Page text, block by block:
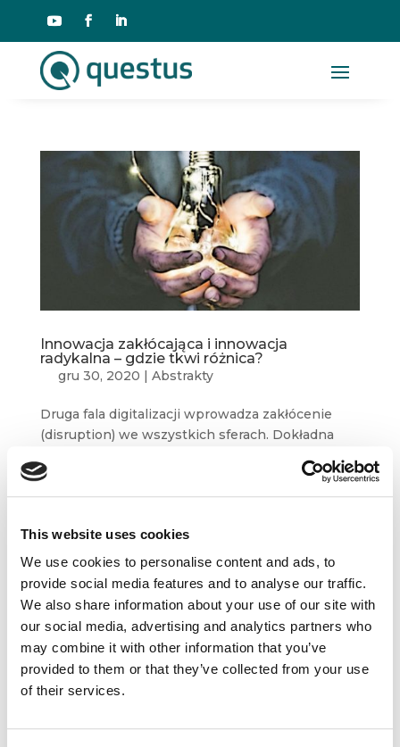
This website uses cookies
We use cookies to personalise content and ads, to
provide social media features and to analyse our traffic.
We also share information about your use of our site with
our social media, advertising and analytics partners who
may combine it with other information that you’ve
provided to them or that they’ve collected from your use
of their services.
Innowacja zakłócająca i innowacja
radykalna – gdzie tkwi różnica?
gru 30, 2020 | Abstrakty
Druga fala digitalizacji wprowadza zakłócenie
(disruption) we wszystkich sferach. Dokładna
zmiana technologiczna jest zakłóceniem
i nie każda jest radykalna. Odróżnienie ich
Dane kontaktowe

questus
91-811 Łódź